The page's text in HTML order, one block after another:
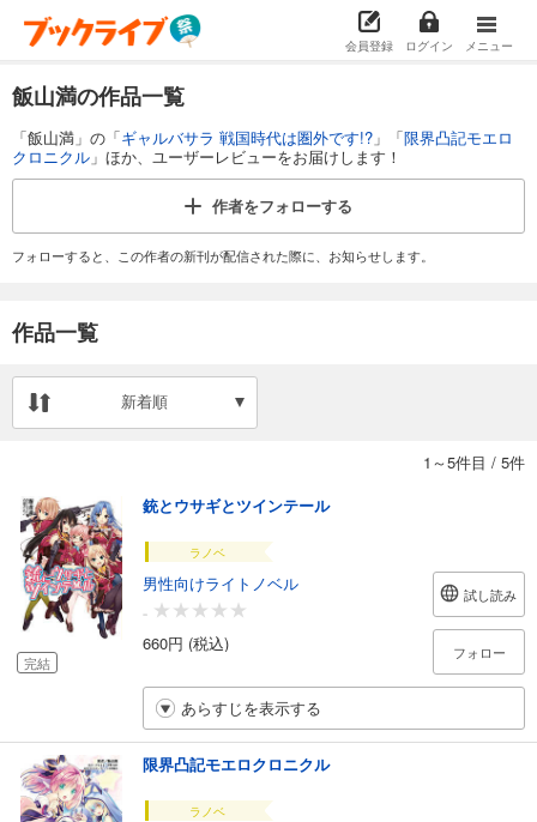
会員登録 ログイン メニュー
飯山満の作品一覧
「飯山満」の「ギャルバサラ 戦国時代は圏外です!? 」「限界凸記モエロ
クロニクル 」ほか、ユーザーレビューをお届けします！
作者をフォローする
フォローすると、この作者の新刊が配信された際に、お知らせします。
作品一覧
新着順
1～5件目 / 5件
完結
銃とウサギとツインテール
ラノベ
男性向けライトノベル
-
660円 (税込)
試し読み
フォロー
あらすじを表示する
限界凸記モエロクロニクル
ラノベ